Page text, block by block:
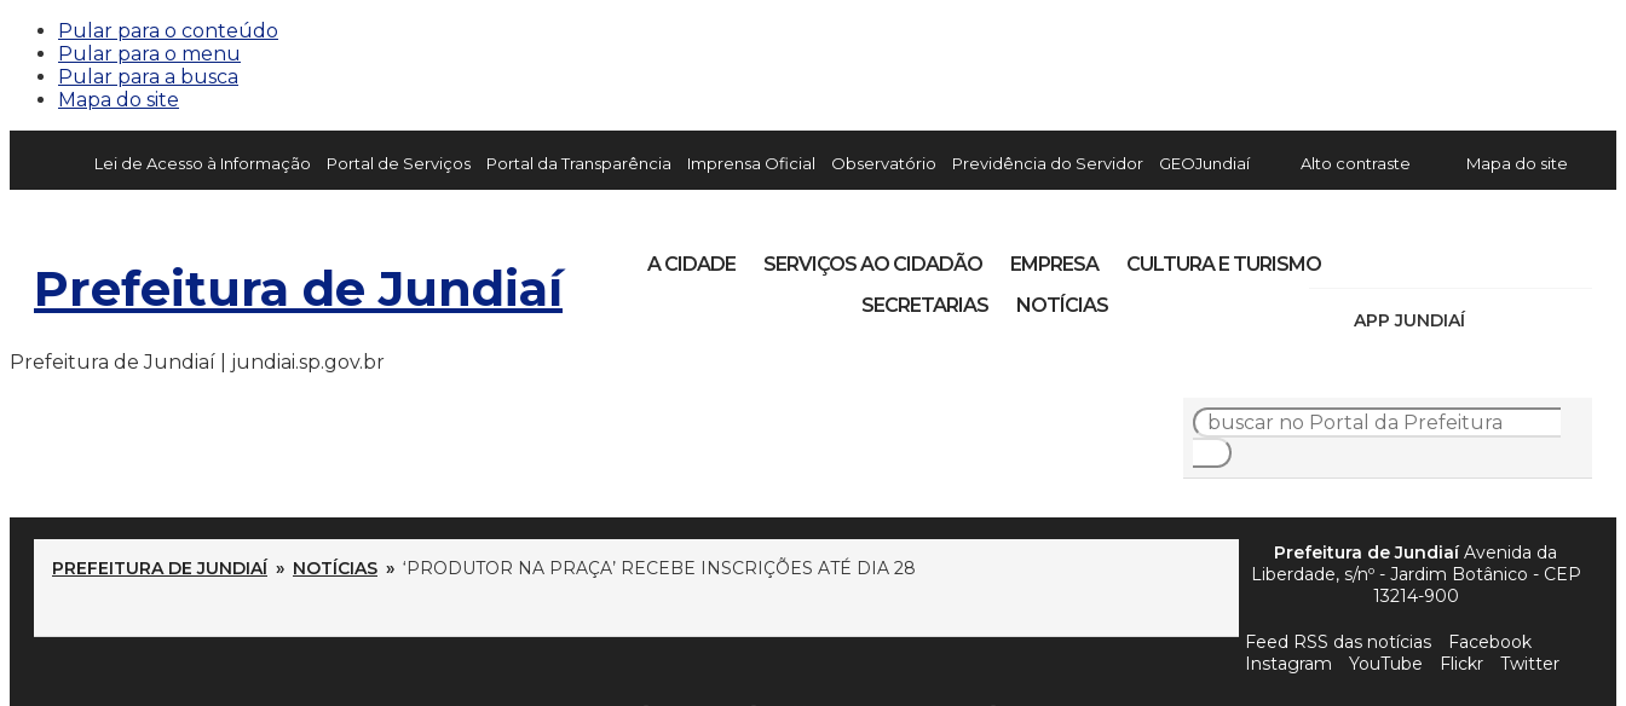
Pular para o conteúdo
Pular para o menu
Pular para a busca
Mapa do site
Lei de Acesso à Informação Portal de Serviços Portal da Transparência Imprensa Oficial Observatório Previdência do Servidor GEOJundiaí Alto contraste Mapa do site
Prefeitura de Jundiaí
APP JUNDIAÍ
A CIDADE SERVIÇOS AO CIDADÃO EMPRESA
CULTURA E TURISMO
SECRETARIAS
NOTÍCIAS
Prefeitura de Jundiaí | jundiai.sp.gov.br
PREFEITURA DE JUNDIAÍ » NOTÍCIAS » ‘PRODUTOR NA PRAÇA’ RECEBE INSCRIÇÕES ATÉ DIA 28
Prefeitura de JundiaíAvenida da
Liberdade, s/nº - Jardim Botânico - CEP
13214-900
Feed RSS das notícias
Facebook
Instagram
YouTube Flickr Twitter